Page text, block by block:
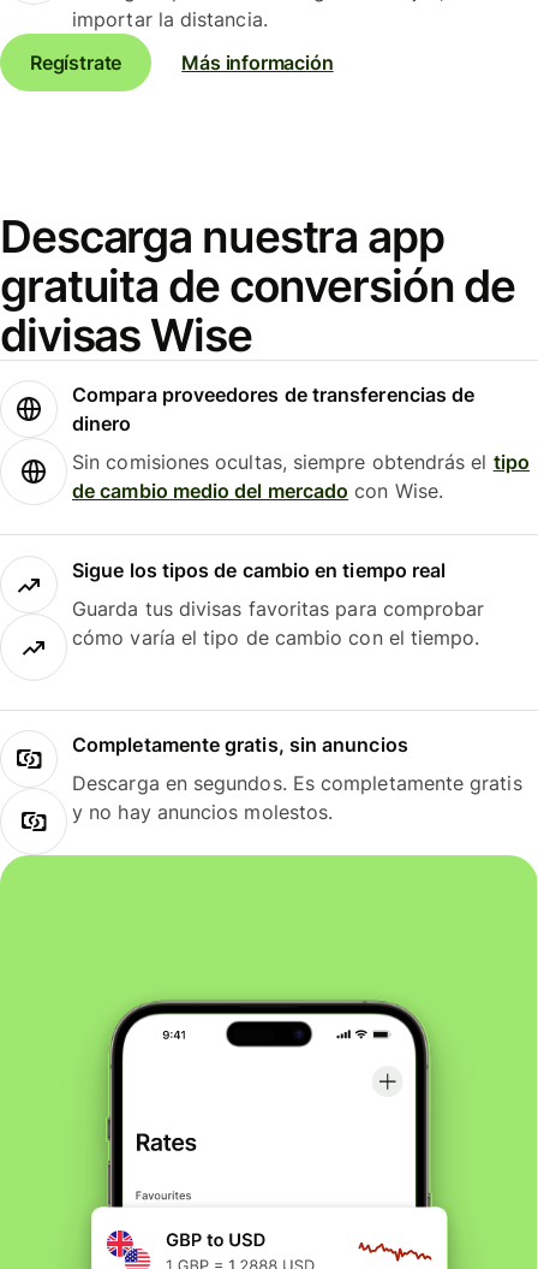
importar la distancia.
Regístrate
Más información
Descarga nuestra app
gratuita de conversión de
divisas Wise
Compara proveedores de transferencias de
dinero
Sin comisiones ocultas, siempre obtendrás el tipo
de cambio medio del mercado con Wise.
Sigue los tipos de cambio en tiempo real
Guarda tus divisas favoritas para comprobar
cómo varía el tipo de cambio con el tiempo.
Completamente gratis, sin anuncios
Descarga en segundos. Es completamente gratis
y no hay anuncios molestos.